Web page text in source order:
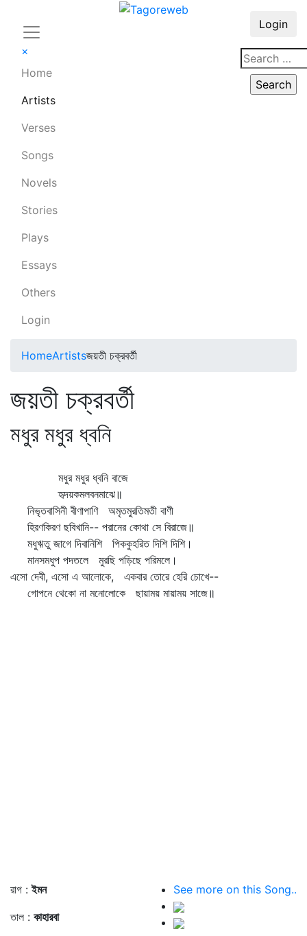
×
Home
Artists
Verses
Songs
Novels
Stories
Plays
Essays
Others
Login
Login
HomeArtistsজয়তী চক্রবর্তী
জয়তী চক্রবর্তী
মধুর মধুর ধ্বনি
মধুর মধুর ধ্বনি বাজে
হৃদয়কমলবনমাঝে॥
নিভৃতবাসিনী বীণাপাণি অমৃতমুরতিমতী বাণী
হিরণকিরণ ছবিখানি-- পরানের কোথা সে বিরাজে॥
মধুঋতু জাগে দিবানিশি পিককুহরিত দিশি দিশি।
মানসমধুপ পদতলে মুরছি পড়িছে পরিমলে।
এসো দেবী, এসো এ আলোকে, একবার তোরে হেরি চোখে--
গোপনে থেকো না মনোলোকে ছায়াময় মায়াময় সাজে॥
রাগ :ইমন
তাল : কাহারবা
See more on this Song..